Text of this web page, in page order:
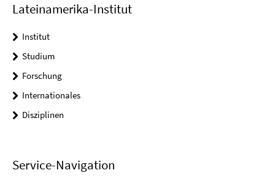
Lateinamerika-Institut
Institut
Studium
Forschung
Internationales
Disziplinen
Service-Navigation